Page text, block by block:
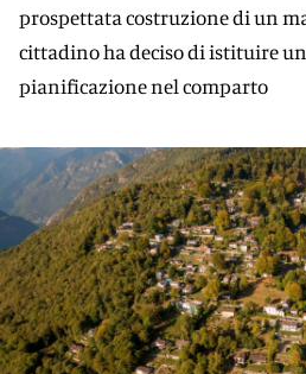
prospettata costruzione di un
cittadino ha deciso di istituire
pianificazione nel comparto